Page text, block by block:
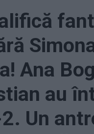
Ana
au
Un